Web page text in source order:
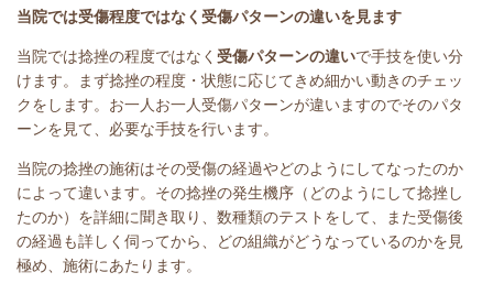
当院では受傷程度ではなく受傷パターンの違いを見ます
当 院では捻挫の程度ではなく 受傷パターンの違いで手技を使い分
けます。
まず捻挫の程度・状態に応じてきめ細かい動きのチェッ
クをします。お一人お一人受傷パターンが違いますのでそのパタ
ーンを見て、必要な手技を行います。
当院の捻挫の施術はその受傷の経過やどのようにしてなったのか
によって違います。その捻挫の発生機序（どのようにして捻挫し
たのか）を詳細に聞き取り、数種類のテストをして、また受傷後
の経過も詳しく伺ってから、どの組織がどうなっているのかを見
極め、施術にあたります。